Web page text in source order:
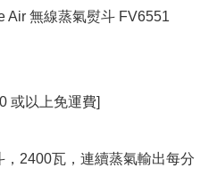
Air 無線蒸氣熨斗 FV6551
或以上免運費]
，2400瓦，連續蒸氣輸出每分